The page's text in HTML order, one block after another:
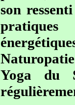
son
Yoga du